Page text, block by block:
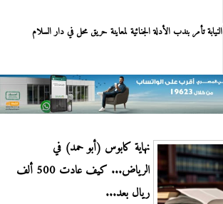
النيابة تأمر بندب الأدلة الجنائية لمعاينة حريق محل في دار السلام
نهاية كابوس (أبو حمد) في
الرياض... كيف عادت 500 ألف
ريال بعد...